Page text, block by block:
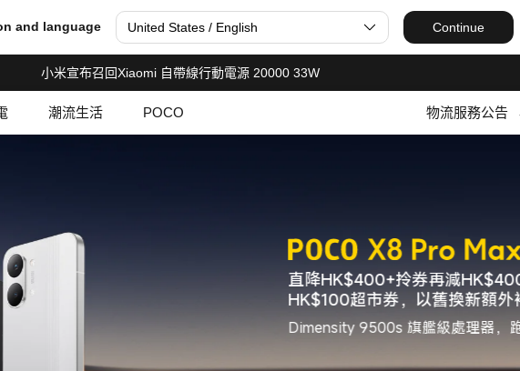
and language United States / English Continue
小米宣布召回Xiaomi 自帶線行動電源 20000 33W
潮流生活 POCO 物流服務公告
智能穿戴 | 智能家電 | POCO
直降HK$400+拎券再減
HK$100超市券，以舊換新額
Dimensity 9500s 旗艦級處理器，